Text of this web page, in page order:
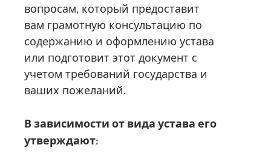
вопросам, который предоставит
вам грамотную консультацию по
содержанию и оформлению устава
или подготовит этот документ с
учетом требований государства и
ваших пожеланий.
В зависимости от вида устава его
утверждают: